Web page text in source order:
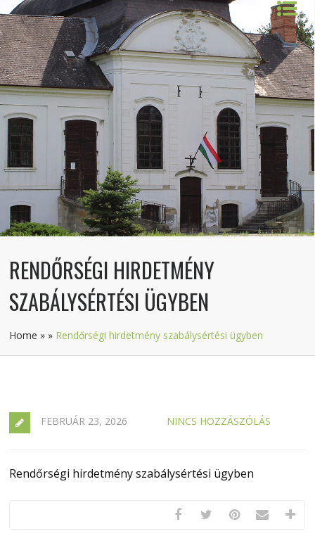
RENDŐRSÉGI HIRDETMÉNY
SZABÁLYSÉRTÉSI ÜGYBEN
Home » » Rendőrségi hirdetmény szabálysértési ügyben
FEBRUÁR 23, 2026 NINCS HOZZÁSZÓLÁS
Rendőrségi hirdetmény szabálysértési ügyben